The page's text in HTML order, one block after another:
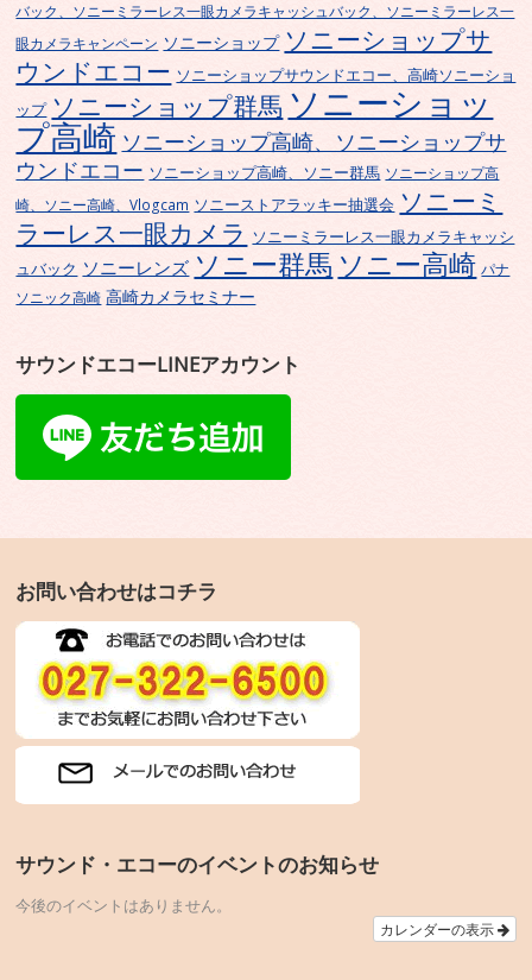
バック、ソニーミラーレス一眼カメラキャッシュバック、ソニーミラーレス一
眼カメラキャンペーン ソニーショップ ソニーショップサ
ウンドエコー ソニーショップサウンドエコー、高崎ソニーショ
ップ ソニーショップ群馬 ソニーショッ
プ高崎 ソニーショップ高崎、ソニーショップサ
ウンドエコー ソニーショップ高崎、ソニー群馬 ソニーショップ高
崎、ソニー高崎、Vlogcam ソニーストアラッキー抽選会 ソニーミ
ラーレス一眼カメラ ソニーミラーレス一眼カメラキャッシ
ュバック ソニーレンズ ソニー群馬 ソニー高崎 パナ
ソニック高崎 高崎カメラセミナー
サウンドエコーLINEアカウント
お問い合わせはコチラ
サウンド・エコーのイベントのお知らせ
今後のイベントはありません。
カレンダーの表示